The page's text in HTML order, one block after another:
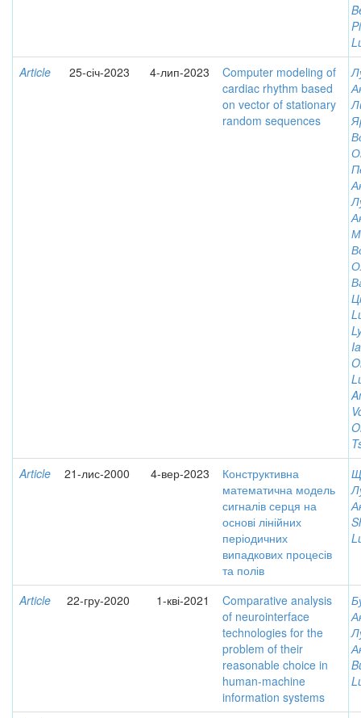
Article
25-січ-2023 4-лип-2023
Computer modeling of
cardiac rhythm based
on vector of stationary
random sequences
Article
21-лис-2000 4-вер-2023
Конструктивна
математична модель
сигналів серця на
основі лінійних
періодичних
випадкових процесів
та полів
Article 22-гру-2020 1-кві-2021
Comparative analysis
of neurointerface
technologies for the
problem of their
reasonable choice in
human-machine
information systems